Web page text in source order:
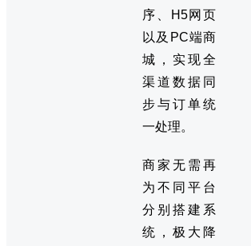
序、H5网页
以及PC端商
城，实现全
渠道数据同
步与订单统
一处理。
商家无需再
为不同平台
分别搭建系
统，极大降